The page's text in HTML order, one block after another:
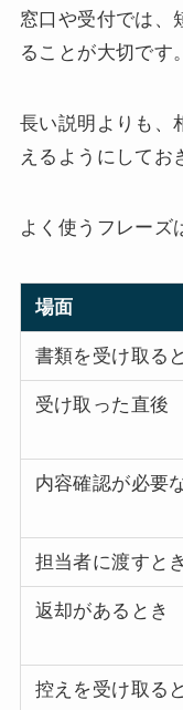
窓口や受付では、
ることが大切です。
長い説明よりも、
えるようにしてお
よく使うフレーズ
場面
書類を受け取る
受け取った直後
内容確認が必要
担当者に渡すとき
返却があるとき
控えを受け取る